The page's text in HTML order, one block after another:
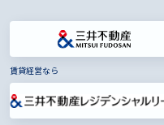
賃貸経営なら